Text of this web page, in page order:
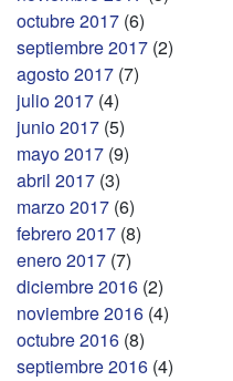
octubre 2017 (6)
septiembre 2017 (2)
agosto 2017 (7)
julio 2017 (4)
junio 2017 (5)
mayo 2017 (9)
abril 2017 (3)
marzo 2017 (6)
febrero 2017 (8)
enero 2017 (7)
diciembre 2016 (2)
noviembre 2016 (4)
octubre 2016 (8)
septiembre 2016 (4)